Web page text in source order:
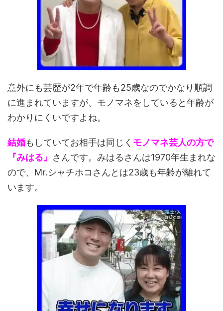
意外にも芸歴が2年で年齢も25歳なのでかなり順調
に進まれていますが、モノマネをしていると年齢が
わかりにくいですよね。
結婚もしていてお相手は同じく モノマネ芸人の方で
『みはる』 さんです。みはるさんは1970年生まれな
ので、Mr.シャチホコさんとは23歳も年齢が離れて
います。